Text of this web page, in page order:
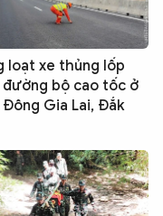
loạt xe thủng lốp
bộ cao tốc ở
Gia Lai, Đắk